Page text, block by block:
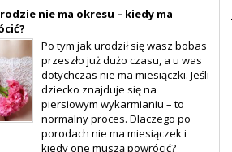
nie ma okresu – kiedy ma
Po tym jak urodził się wasz bobas
przeszło już dużo czasu, a u was
dotychczas nie ma miesiączki. Jeśli
dziecko znajduje się na
piersiowym wykarmianiu – to
normalny proces. Dlaczego po
porodach nie ma miesiączek i
kiedy one muszą powrócić?